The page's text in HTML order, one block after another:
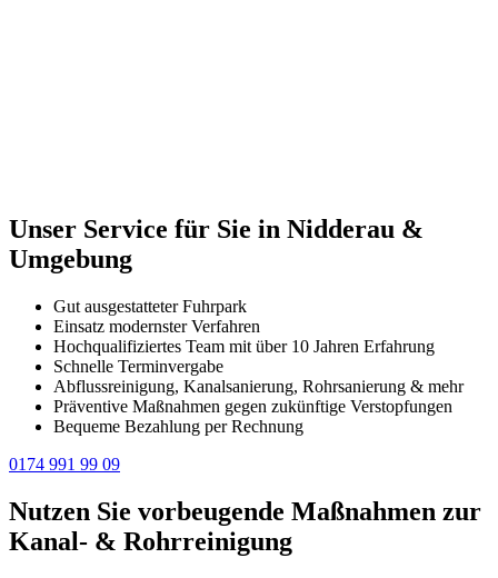
Unser Service für Sie in Nidderau &
Umgebung
Gut ausgestatteter Fuhrpark
Einsatz modernster Verfahren
Hochqualifiziertes Team mit über 10 Jahren Erfahrung
Schnelle Terminvergabe
Abflussreinigung, Kanalsanierung, Rohrsanierung & mehr
Präventive Maßnahmen gegen zukünftige Verstopfungen
Bequeme Bezahlung per Rechnung
0174 991 99 09
Nutzen Sie vorbeugende Maßnahmen zur
Kanal- & Rohrreinigung